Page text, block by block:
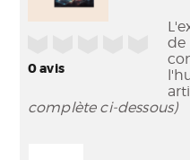
0avis
de
complète ci-dessous)